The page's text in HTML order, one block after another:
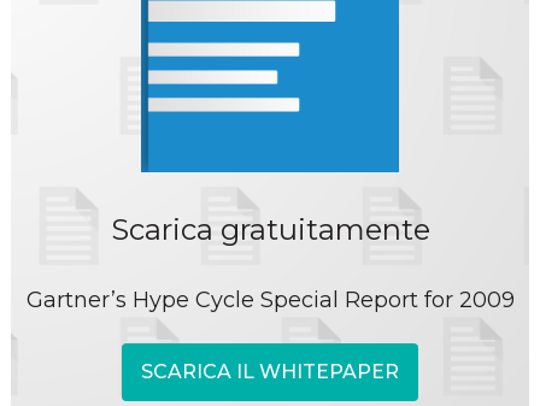
Scarica gratuitamente
Gartner’s Hype Cycle Special Report for 2009
SCARICA IL WHITEPAPER